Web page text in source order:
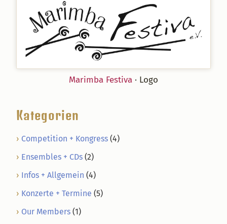
Marimba Festiva · Logo
Kategorien
Competition + Kongress (4)
Ensembles + CDs (2)
Infos + Allgemein (4)
Konzerte + Termine (5)
Our Members (1)